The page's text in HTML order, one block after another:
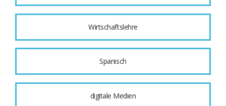
Wirtschaftslehre
Spanisch
digitale Medien